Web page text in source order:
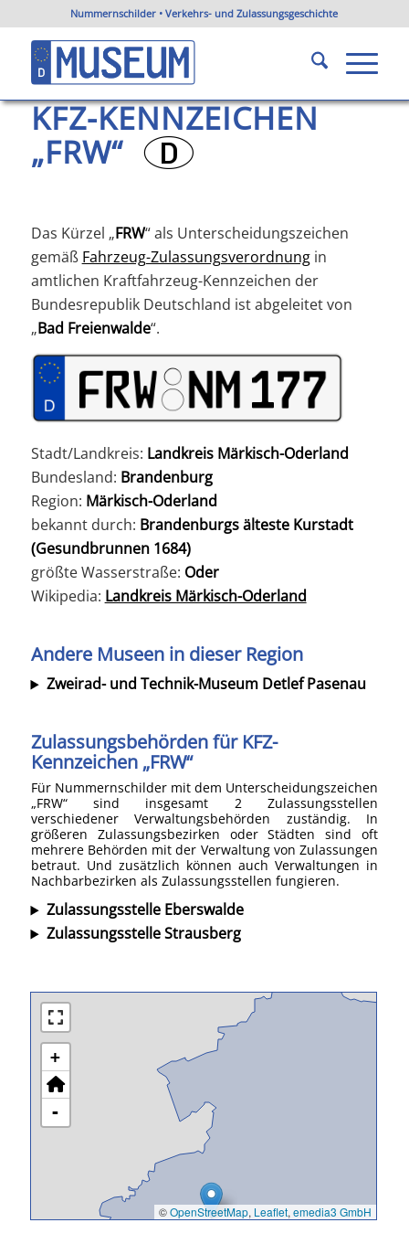
Nummernschilder • Verkehrs- und Zulassungsgeschichte
KFZ-Kennzeichen FRW
Du bist hier: Startseite / KFZ-Kennzeichen Brandenburg
KFZ-Kennzeichen FRW
KFZ-KENNZEICHEN
„FRW“ ?
Das Kürzel „FRW“ als Unterscheidungszeichen
gemäß Fahrzeug-Zulassungsverordnungin
amtlichen Kraftfahrzeug-Kennzeichen der
Bundesrepublik Deutschland ist abgeleitet von
„Bad Freienwalde“.
Stadt/Landkreis: Landkreis Märkisch-Oderland
Bundesland: Brandenburg
Region: Märkisch-Oderland
bekannt durch: Brandenburgs älteste Kurstadt
(Gesundbrunnen 1684)
größte Wasserstraße: Oder
Wikipedia: Landkreis Märkisch-Oderland
Andere Museen in dieser Region
Zweirad- und Technik-Museum Detlef Pasenau
Zulassungsbehörden für KFZ-
Kennzeichen „FRW“
Für Nummernschilder mit dem Unterscheidungszeichen
„FRW“ sind insgesamt 2 Zulassungsstellen
verschiedener Verwaltungsbehörden zuständig. In
größeren Zulassungsbezirken oder Städten sind oft
mehrere Behörden mit der Verwaltung von Zulassungen
betraut. Und zusätzlich können auch Verwaltungen in
Nachbarbezirken als Zulassungsstellen fungieren.
Zulassungsstelle Eberswalde
Zulassungsstelle Strausberg
+
-
©OpenStreetMap, Leaflet,emedia3 GmbH